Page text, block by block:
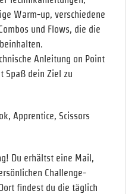
Warm-up, verschiedene
und Flows, die die
Anleitung on Point
Spaß dein Ziel zu
Apprentice, Scissors
Du erhältst eine Mail,
Challenge-
findest du die täglich